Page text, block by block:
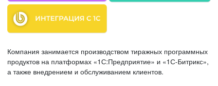
Компания занимается производством тиражных программных
продуктов на платформах «1С:Предприятие» и «1С-Битрикс»,
а также внедрением и обслуживанием клиентов.